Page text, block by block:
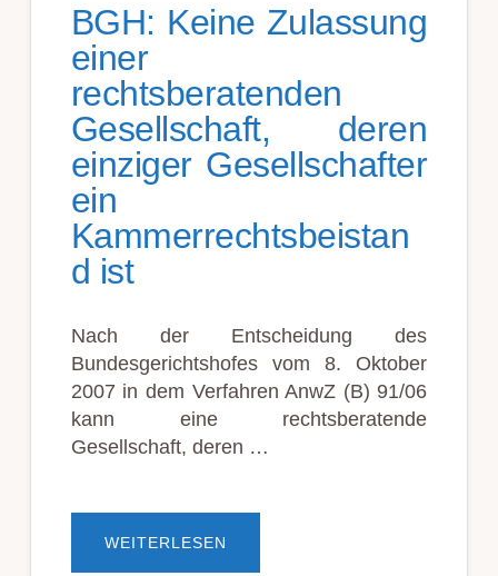
BGH: Keine Zulassung
einer
rechtsberatenden
Gesellschaft, deren
einziger Gesellschafter
ein
Kammerrechtsbeistan
d ist
Nach der Entscheidung des
Bundesgerichtshofes vom 8. Oktober
2007 in dem Verfahren AnwZ (B) 91/06
kann eine rechtsberatende
Gesellschaft, deren …
WEITERLESEN